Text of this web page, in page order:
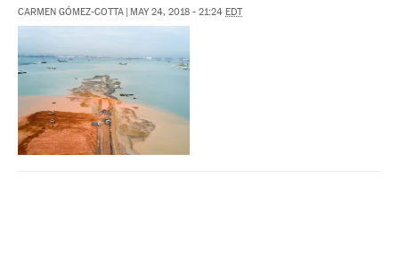
CARMEN GÓMEZ-COTTA | MAY 24, 2018 - 21:24 EDT